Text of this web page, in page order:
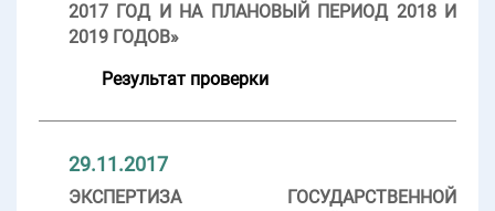
2017 ГОД И НА ПЛАНОВЫЙ ПЕРИОД 2018 И
2019 ГОДОВ»
Результат проверки
29.11.2017
ЭКСПЕРТИЗА ГОСУДАРСТВЕННОЙ